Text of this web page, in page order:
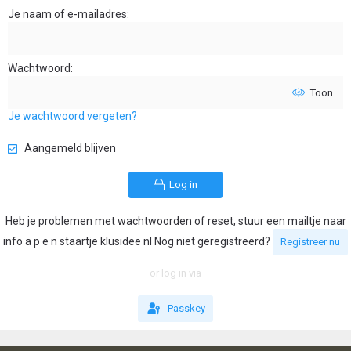
Je naam of e-mailadres
Wachtwoord
Toon
Je wachtwoord vergeten?
Aangemeld blijven
Log in
Heb je problemen met wachtwoorden of reset, stuur een mailtje naar
info a p e n staartje klusidee nl Nog niet geregistreerd?
Registreer nu
or log in via
Passkey